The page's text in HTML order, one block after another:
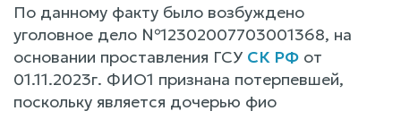
По данному факту было возбуждено
уголовное дело №12302007703001368, на
основании проставления ГСУ СК РФ от
01.11.2023г. ФИО1 признана потерпевшей,
поскольку является дочерью фио